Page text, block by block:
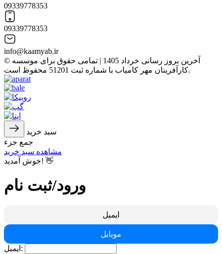
09339778353
09339778353
info@kaamyab.ir
© آخرین بروز رسانی خرداد 1405 | تمامی حقوق برای موسسه
کارآفرینان مهر کامیاب با شماره ثبت 51201 محفوظ است.
سبد خرید
جمع جزء
مشاهده سبد خرید
خوش آمدید! 👋
ورود/ثبت نام
ایمیل
موبایل
ایمیل: